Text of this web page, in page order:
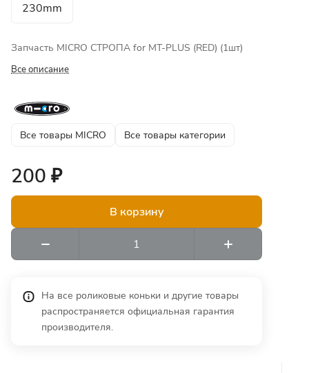
230mm
Запчасть MICRO СТРОПА for MT-PLUS (RED) (1шт)
Все описание
Все товары MICRO Все товары категории
200 ₽
В корзину
На все роликовые коньки и другие товары
распространяется официальная гарантия
производителя.